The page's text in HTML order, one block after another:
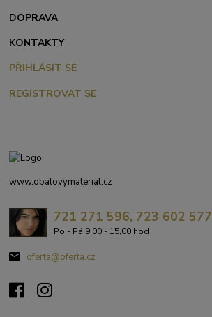
DOPRAVA
KONTAKTY
PŘIHLÁSIT SE
REGISTROVAT SE
www.obalovymaterial.cz
721 271 596, 723 602 577
Po - Pá 9,00 - 15,00 hod
oferta@oferta.cz